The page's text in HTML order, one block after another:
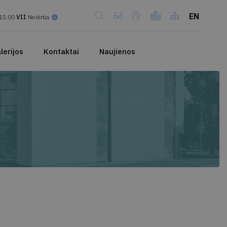
VII Nedirba EN
Kontaktai Naujienos